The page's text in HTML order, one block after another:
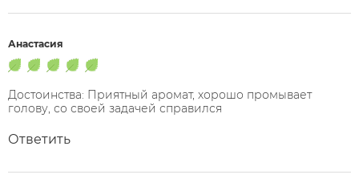
Анастасия
Достоинства: Приятный аромат, хорошо промывает
голову, со своей задачей справился
Ответить